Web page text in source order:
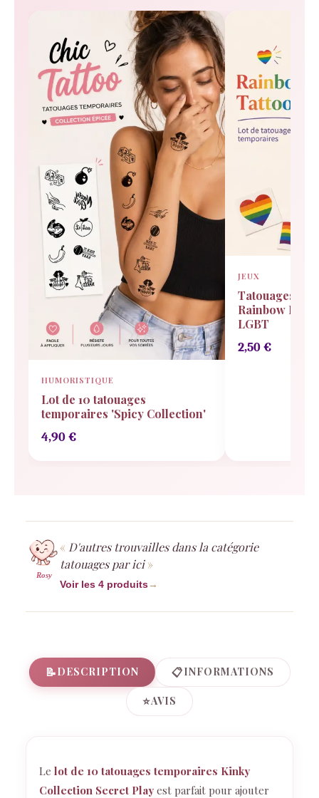
HUMORISTIQUE
Lot de 10 tatouages
temporaires 'Spicy Collection'
4,90€
JEUX
Tatouages
Rainbow
LGBT
2,50€
Rosy
D'autres trouvailles dans la catégorie
tatouages par ici
Voir les 4 produits →
📝DESCRIPTION 📋INFORMATIONS
⭐AVIS
Le lot de 10 tatouages temporaires Kinky
Collection Secret Play est parfait pour ajouter